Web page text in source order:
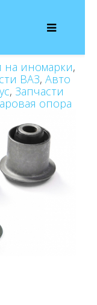
на иномарки,
ВАЗ, Авто
, Запчасти
опора